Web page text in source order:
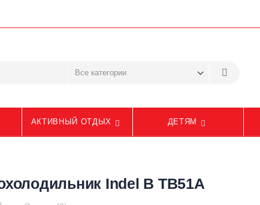
АКТИВНЫЙ ОТДЫХ ДЕТЯМ
Indel B TB51A